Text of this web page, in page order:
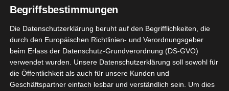
Philippinen, Ukraine, Frankreich, Serbien, USA,
anderen Ländern.
Ich bin mega gespannt und freu
mich total auf diese Weltreise.
Begriffsbestimmungen
Die Datenschutzerklärung beruht auf den Begrifflichkeiten, die
durch den Europäischen Richtlinien- und Verordnungsgeber
beim Erlass der Datenschutz-Grundverordnung (DS-GVO)
verwendet wurden. Unsere Datenschutzerklärung soll sowohl für
die Öffentlichkeit als auch für unsere Kunden und
Geschäftspartner einfach lesbar und verständlich sein. Um dies